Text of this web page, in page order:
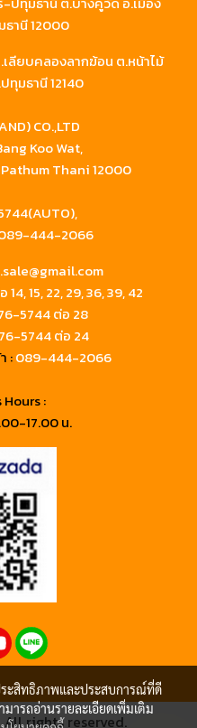
ธานี 12000
ลียบคลองลากฆ้อน ต.หน้าไม้
ทุมธานี 12140
CO.,LTD
Koo Wat,
Thani 12000
444-2066
14, 15, 22, 29, 36, 39, 42
5744 ต่อ 28
5744 ต่อ 24
:089-444-2066
:
17.00 น.
rights reserved.
ระสิทธิภาพและประสบการณ์ที่ดี
ารถอ่านรายละเอียดเพิ่มเติม